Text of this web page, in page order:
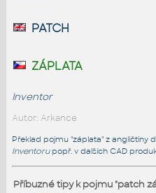
patch
záplata
Inventor
Autor: Arkance
Překlad pojmu "záplata" z angličtiny
Inventorupopř. v dalších CAD
Příbuzné tipy k pojmu "patch